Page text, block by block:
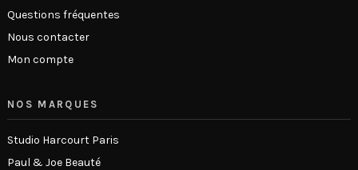
Questions fréquentes
Nous contacter
Mon compte
NOS MARQUES
Studio Harcourt Paris
Paul & Joe Beauté